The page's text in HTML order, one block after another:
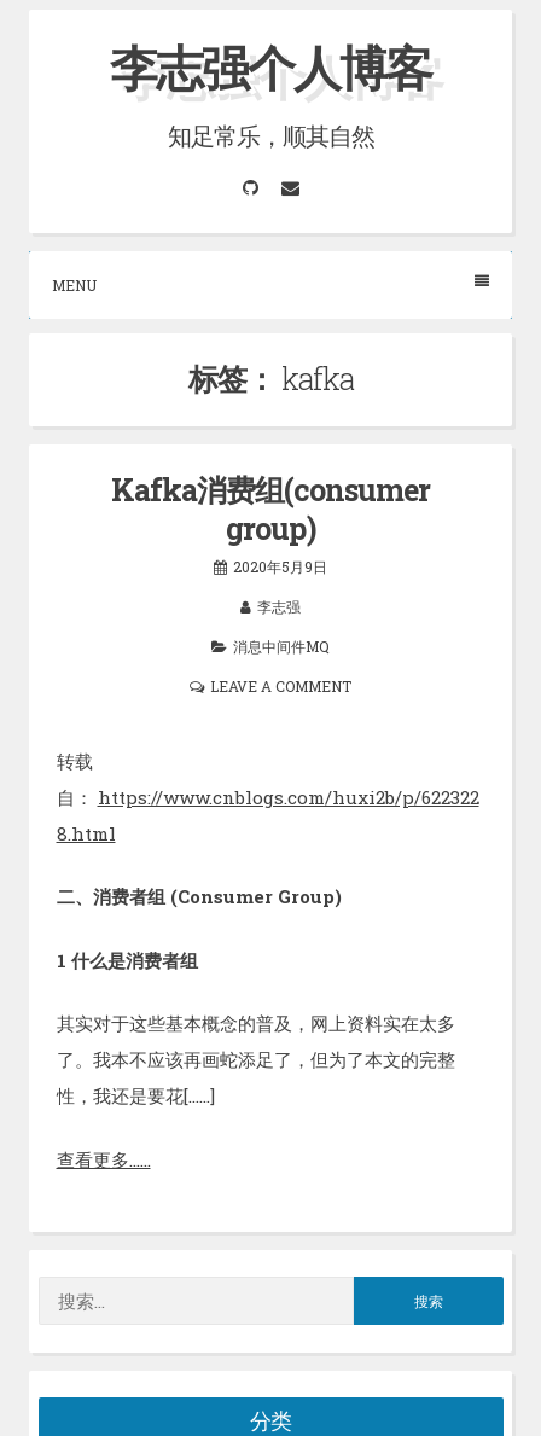
李志强个人博客
知足常乐，顺其自然
GitHubEmail
MENU
标签： kafka
Kafka消费组(consumer
group)
2020年5月9日
李志强
消息中间件MQ
LEAVE A COMMENT
转载
自： https://www.cnblogs.com/huxi2b/p/622322
8.html
二、消费者组 (Consumer Group)
1 什么是消费者组
其实对于这些基本概念的普及，网上资料实在太多
了。我本不应该再画蛇添足了，但为了本文的完整
性，我还是要花[……]
查看更多……
索：
分类